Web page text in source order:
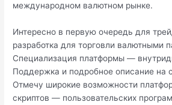
международном валютном рынке.
Интересно в первую очередь для
разработка для торговли валютными
Специализация платформы —
Поддержка и подробное описание на
Отмечу широкие возможности
скриптов — пользовательских